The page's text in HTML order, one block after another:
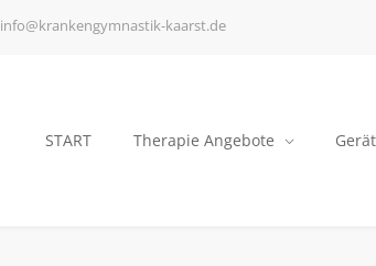
info@krankengymnastik-kaarst.de
START Therapie Angebote